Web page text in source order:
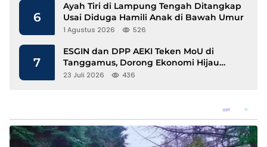
6
Ayah Tiri di Lampung Tengah Ditangkap
Usai Diduga Hamili Anak di Bawah Umur
1 Agustus 2026 526
7
ESGIN dan DPP AEKI Teken MoU di
Tanggamus, Dorong Ekonomi Hijau
Berbasis Kopi dan Perdagangan Karbon
23 Juli 2026 436